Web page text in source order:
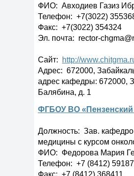
ФИО: Авходиев Газиз
Телефон: +7(3022)
Факс: +7(3022) 354324
Эл. почта: rector-
Сайт: http://
Адрес: 672000,
адрес кафедры: 672000,
Балябина, д. 1
ФГБОУ ВО «Пензенский
Должность: Зав.
медицины с курсом
ФИО: Федорова Мария
Телефон: +7 (8412)
Факс: +7 (8412) 368411